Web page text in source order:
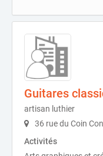
Guitares
artisan luthier
36 rue du Coin
Activités